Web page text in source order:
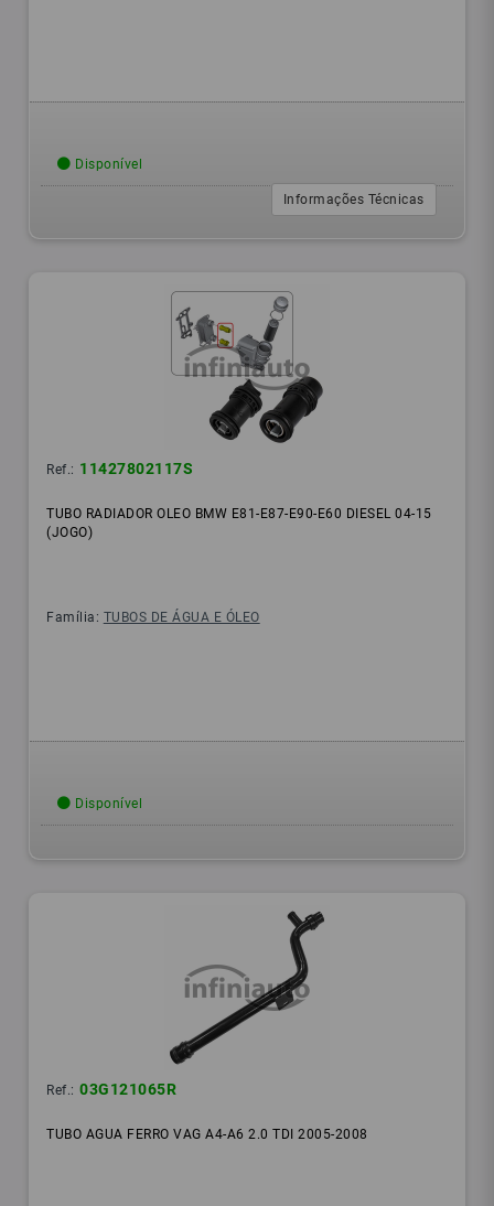
Disponível
Informações Técnicas
Ref.: 11427802117S
TUBO RADIADOR OLEO BMW E81-E87-E90-E60 DIESEL 04-15
(JOGO)
Família: TUBOS DE ÁGUA E ÓLEO
Disponível
Ref.: 03G121065R
TUBO AGUA FERRO VAG A4-A6 2.0 TDI 2005-2008